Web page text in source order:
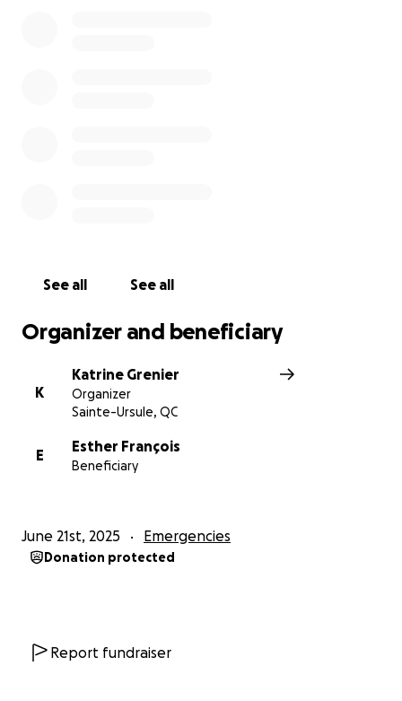
See all See all
Organizer and beneficiary
K
Katrine Grenier
Organizer
Sainte-Ursule, QC
E
Esther François
Beneficiary
June 21st, 2025 Emergencies
Donation protected
Report fundraiser